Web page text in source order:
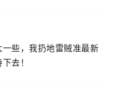
些，我扔地雷贼准最新
去！